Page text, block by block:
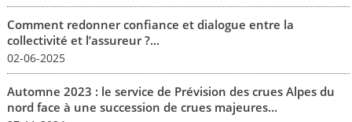
Comment redonner confiance et dialogue entre la
collectivité et l’assureur ?...
02-06-2025
Automne 2023 : le service de Prévision des crues Alpes du
nord face à une succession de crues majeures...